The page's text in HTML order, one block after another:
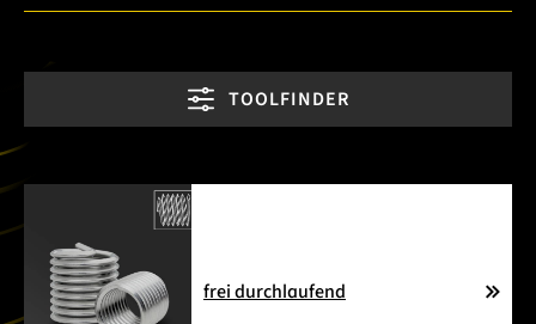
TOOLFINDER
frei durchlaufend